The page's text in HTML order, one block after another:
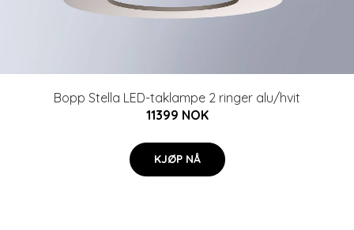
Bopp Stella LED-taklampe 2 ringer alu/hvit
11399 NOK
KJØP NÅ